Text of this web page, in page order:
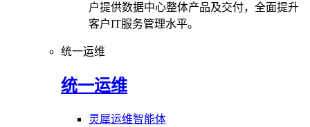
户提供数据中心整体产品及交付，全面提升
客户IT服务管理水平。
统一运维
统一运维
灵犀运维智能体